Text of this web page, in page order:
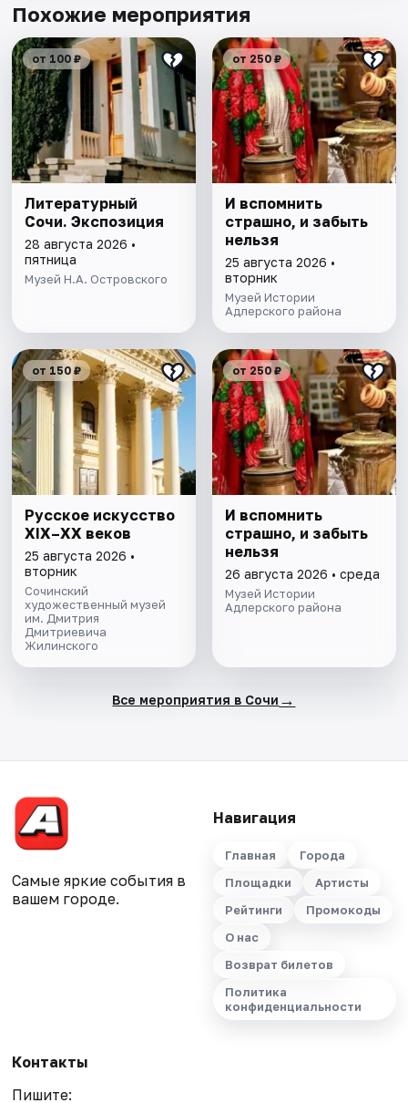
Похожие мероприятия
от 100 ₽
Литературный
Сочи. Экспозиция
28 августа 2026 •
пятница
Музей Н.А. Островского
от 250 ₽
И вспомнить
страшно, и забыть
нельзя
25 августа 2026 •
вторник
Музей Истории
Адлерского района
от 150 ₽
Русское искусство
XIX–XX веков
25 августа 2026 •
вторник
Сочинский
художественный музей
им. Дмитрия
Дмитриевича
Жилинского
от 250 ₽
И вспомнить
страшно, и забыть
нельзя
26 августа 2026 • среда
Музей Истории
Адлерского района
Все мероприятия в Сочи →
Самые яркие события в
вашем городе.
Навигация
Главная
Города
Площадки
Артисты
Рейтинги
Промокоды
О нас
Возврат билетов
Политика
конфиденциальности
Контакты
Пишите: